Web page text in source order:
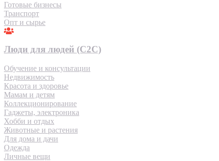
Готовые бизнесы
Транспорт
Опт и сырье
Люди для людей (С2С)
Обучение и консультации
Недвижимость
Красота и здоровье
Мамам и детям
Коллекционирование
Гаджеты, электроника
Хобби и отдых
Животные и растения
Для дома и дачи
Одежда
Личные вещи